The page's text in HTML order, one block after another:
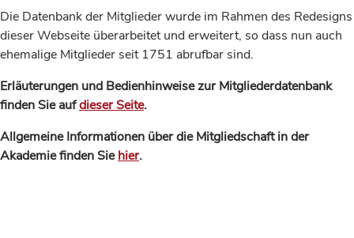
Die Datenbank der Mitglieder wurde im Rahmen des Redesigns
dieser Webseite überarbeitet und erweitert, so dass nun auch
ehemalige Mitglieder seit 1751 abrufbar sind.
Erläuterungen und Bedienhinweise zur Mitgliederdatenbank
finden Sie aufdieser Seite.
Allgemeine Informationen über die Mitgliedschaft in der
Akademie finden Siehier.